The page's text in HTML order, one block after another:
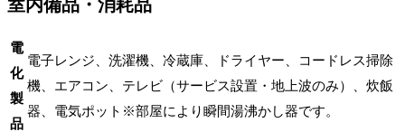
室内備品・消耗品
電
化
製
品
電子レンジ、洗濯機、冷蔵庫、ドライヤー、コードレス掃除
機、エアコン、テレビ（サービス設置・地上波のみ）、炊飯
器、電気ポット※部屋により瞬間湯沸かし器です。